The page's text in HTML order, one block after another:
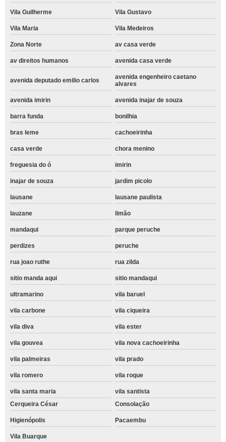
Vila Guilherme Vila Gustavo
Vila Maria Vila Medeiros
Zona Norte av casa verde
av direitos humanos avenida casa verde
avenida deputado emilio carlos
avenida engenheiro caetano
alvares
avenida imirin avenida inajar de souza
barra funda bonilhia
bras leme cachoeirinha
casa verde chora menino
freguesia do ó imirin
inajar de souza jardim picolo
lausane lausane paulista
lauzane limão
mandaqui parque peruche
perdizes peruche
rua joao ruthe rua zilda
sitio manda aqui sitio mandaqui
ultramarino vila baruel
vila carbone vila ciqueira
vila diva vila ester
vila gouvea vila nova cachoeirinha
vila palmeiras vila prado
vila romero vila roque
vila santa maria
vila santista
Cerqueira César
Consolação
Higienópolis Pacaembu
Vila Buarque